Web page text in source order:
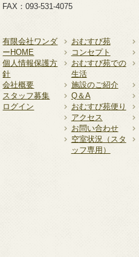
FAX：093-531-4075
有限会社ワンダ
ーHOME
個人情報保護方
針
会社概要
スタッフ募集
ログイン
おむすび苑
コンセプト
おむすび苑での
生活
施設のご紹介
Q＆A
おむすび苑便り
アクセス
お問い合わせ
空室状況（スタ
ッフ専用）